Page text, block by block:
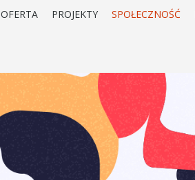
OFERTA PROJEKTY SPOŁECZNOŚĆ